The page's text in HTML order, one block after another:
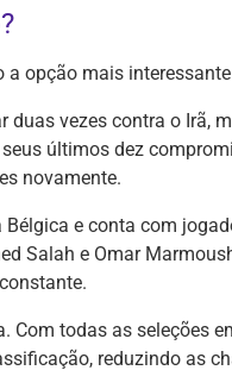
a opção mais
vezes contra o Irã,
últimos dez
novamente.
e conta com
Salah e Omar
Com todas as seleções
reduzindo as